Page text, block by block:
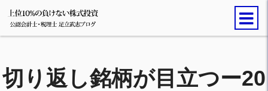
切り返し銘柄が目立つー20